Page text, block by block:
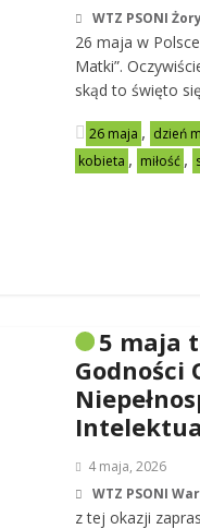
WTZ PSONI
26 maja w
Matki”.
skąd to święto
26 maja , dzień
kobieta , miłość ,
5 maja
Godności
4 maja, 2026
WTZ PSONI
z tej okazji